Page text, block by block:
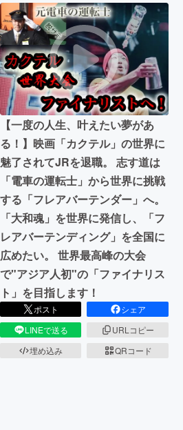
テクノロジー・ガジェット
映像・映画
ビジネス・起業
まちづくり・地域活性化
CAMPFIRE for Social Good
CAMPFIREふるさと納税
【一度の人生、叶えたい夢があ
る！】映画「カクテル」の世界に
魅了されてJRを退職。 志す道は
「電車の運転士」から世界に挑戦
する「フレアバーテンダー」へ。
「大和魂」を世界に発信し、「フ
レアバーテンディング」を全国に
広めたい。 世界最高峰の大会
で"アジア人初"の「ファイナリス
ト」を目指します！
ポスト
シェア
LINEで送る
URLコピー
埋め込み
QRコード